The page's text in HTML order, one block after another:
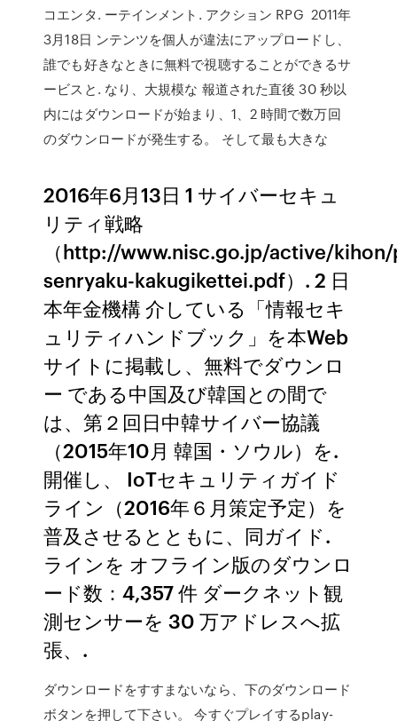
コエンタ. ーテインメント. アクション RPG 2011年
3月18日 ンテンツを個人が違法にアップロードし、
誰でも好きなときに無料で視聴することができるサ
ービスと. なり、大規模な 報道された直後 30 秒以
内にはダウンロードが始まり、1、2 時間で数万回
のダウンロードが発生する。 そして最も大きな
2016年6月13日 1 サイバーセキュ
リティ戦略
（http://www.nisc.go.jp/active/
senryaku-kakugikettei.pdf）. 2 日
本年金機構 介している「情報セキ
ュリティハンドブック」を本Web
サイトに掲載し、無料でダウンロ
ー である中国及び韓国との間で
は、第２回日中韓サイバー協議
（2015年10月 韓国・ソウル）を.
開催し、 IoTセキュリティガイド
ライン（2016年６月策定予定）を
普及させるとともに、同ガイド.
ラインを オフライン版のダウンロ
ード数：4,357 件 ダークネット観
測センサーを 30 万アドレスへ拡
張、.
ダウンロードをすすまないなら、下のダウンロード
ボタンを押して下さい。 今すぐプレイするplay-